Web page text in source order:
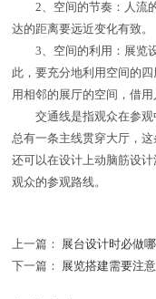
2、空间的节奏：人流的
达的距离要远近变化有致。
3、空间的利用：展览设
此，要充分地利用空间的
用相邻的展厅的空间，借
交通线是指观众在参观
总有一条主线贯穿大厅，
还可以在设计上动脑筋设
观众的参观路线。
上一篇：
展台设计时必做
下一篇：
展览搭建需要注